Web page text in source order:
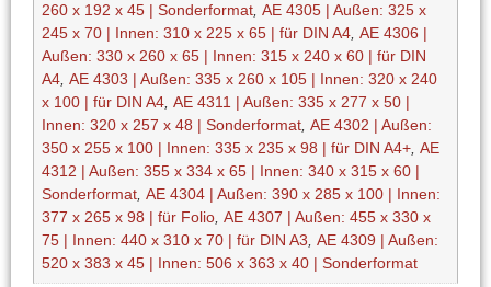
260 x 192 x 45 | Sonderformat,AE 4305 | Außen: 325 x
245 x 70 | Innen: 310 x 225 x 65 | für DIN A4,AE 4306 |
Außen: 330 x 260 x 65 | Innen: 315 x 240 x 60 | für DIN
A4,AE 4303 | Außen: 335 x 260 x 105 | Innen: 320 x 240
x 100 | für DIN A4,AE 4311 | Außen: 335 x 277 x 50 |
Innen: 320 x 257 x 48 | Sonderformat,AE 4302 | Außen:
350 x 255 x 100 | Innen: 335 x 235 x 98 | für DIN A4+,AE
4312 | Außen: 355 x 334 x 65 | Innen: 340 x 315 x 60 |
Sonderformat,AE 4304 | Außen: 390 x 285 x 100 | Innen:
377 x 265 x 98 | für Folio,AE 4307 | Außen: 455 x 330 x
75 | Innen: 440 x 310 x 70 | für DIN A3,AE 4309 | Außen:
520 x 383 x 45 | Innen: 506 x 363 x 40 | Sonderformat